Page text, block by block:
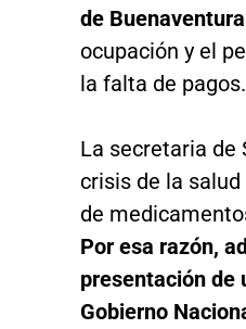
de Buenaventura
ocupación y el
la falta de pagos.
La secretaria de
crisis de la
de
Por esa razón,
presentación de
Gobierno